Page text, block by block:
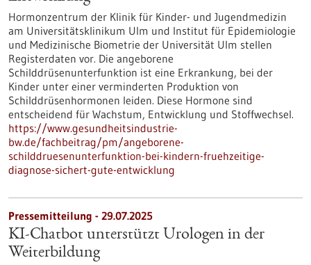
Hormonzentrum der Klinik für Kinder-​ und Jugendmedizin
am Universitätsklinikum Ulm und Institut für Epidemiologie
und Medizinische Biometrie der Universität Ulm stellen
Registerdaten vor. Die angeborene
Schilddrüsenunterfunktion ist eine Erkrankung, bei der
Kinder unter einer verminderten Produktion von
Schilddrüsenhormonen leiden. Diese Hormone sind
entscheidend für Wachstum, Entwicklung und Stoffwechsel.
https://www.gesundheitsindustrie-
bw.de/fachbeitrag/pm/angeborene-
schilddruesenunterfunktion-bei-kindern-fruehzeitige-
diagnose-sichert-gute-entwicklung
Pressemitteilung - 29.07.2025
KI-Chatbot unterstützt Urologen in der
Weiterbildung